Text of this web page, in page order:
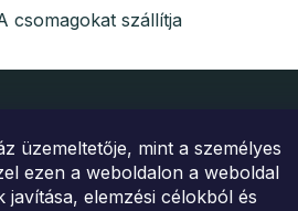
üzemeltetője, mint a személyes
ezen a weboldalon a weboldal
elemzési célokból és
csomagokat szállítja